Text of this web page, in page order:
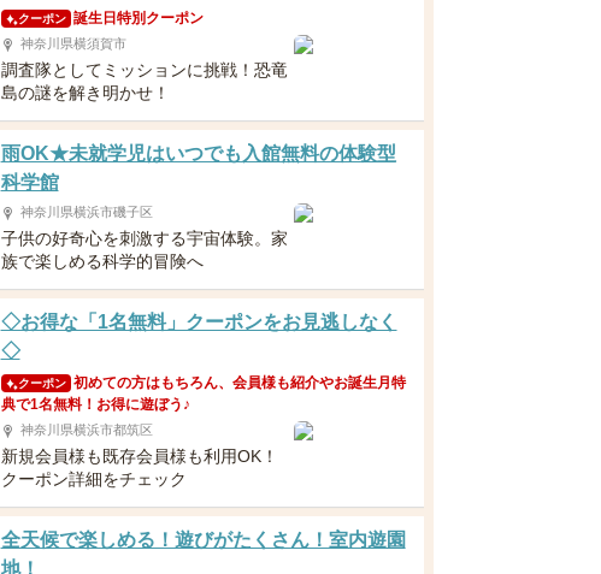
クーポン 誕生日特別クーポン
神奈川県横須賀市
調査隊としてミッションに挑戦！恐竜
島の謎を解き明かせ！
雨OK★未就学児はいつでも入館無料の体験型
科学館
神奈川県横浜市磯子区
子供の好奇心を刺激する宇宙体験。家
族で楽しめる科学的冒険へ
◇お得な「1名無料」クーポンをお見逃しなく
◇
クーポン 初めての方はもちろん、会員様も紹介やお誕生月特
典で1名無料！お得に遊ぼう♪
神奈川県横浜市都筑区
新規会員様も既存会員様も利用OK！
クーポン詳細をチェック
全天候で楽しめる！遊びがたくさん！室内遊園
地！